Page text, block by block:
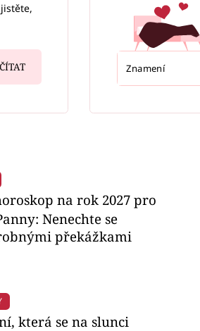
na rok 2027 pro
Nenechte se
překážkami
která se na slunci